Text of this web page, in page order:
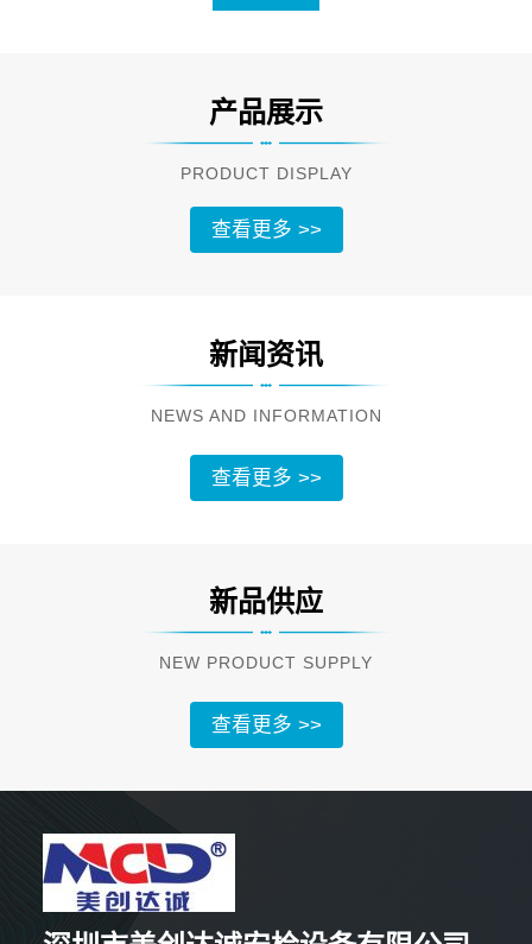
产品展示
PRODUCT DISPLAY
查看更多 >>
新闻资讯
NEWS AND INFORMATION
查看更多 >>
新品供应
NEW PRODUCT SUPPLY
查看更多 >>